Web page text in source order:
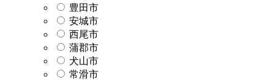
豊田市
安城市
西尾市
蒲郡市
犬山市
常滑市